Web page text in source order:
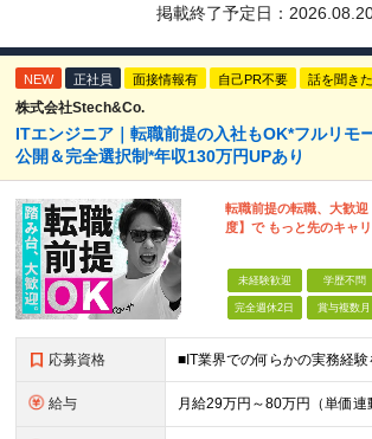
掲載終了予定日：
NEW 正社員 面接情報有 自己PR不要 話を聞き
株式会社Stech&Co.
ITエンジニア｜転職前提の入社もOK*フルリモ
公開＆完全選択制*年収130万円UPあり
転職前提の転職、大歓
度】で もっと先のキャ
未経験歓迎 学歴不問
完全週休2日 賞与複数月
応募資格
給与